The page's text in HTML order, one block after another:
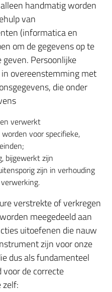
handmatig worden
van
(informatica en
om de gegevens op te
Persoonlijke
overeenstemming met
die onder
verwerkt
voor specifieke,
bijgewerkt zijn
zijn in verhouding
verstrekte of verkregen
meegedeeld aan
uitoefenen die nauw
zijn voor onze
dus als fundamenteel
de correcte
zelf: